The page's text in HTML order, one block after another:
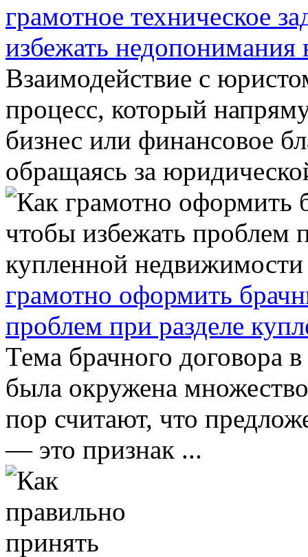
грамотное техническое
избежать недопонимания
Взаимодействие с
процесс, который
бизнес или финансовое
обращаясь за
грамотно оформить
проблем при разделе
Тема брачного договора
была окружена
пор считают, что
— это признак ...